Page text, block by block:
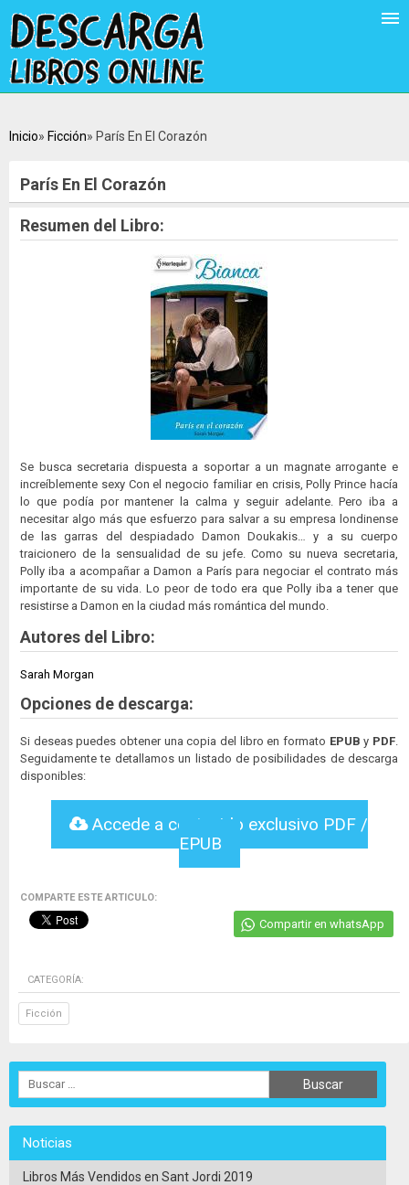
Inicio Ficción París En El Corazón
París En El Corazón
Resumen del Libro:
Se busca secretaria dispuesta a soportar a un magnate arrogante e
increíblemente sexy Con el negocio familiar en crisis, Polly Prince hacía
lo que podía por mantener la calma y seguir adelante. Pero iba a
necesitar algo más que esfuerzo para salvar a su empresa londinense
de las garras del despiadado Damon Doukakis… y a su cuerpo
traicionero de la sensualidad de su jefe. Como su nueva secretaria,
Polly iba a acompañar a Damon a París para negociar el contrato más
importante de su vida. Lo peor de todo era que Polly iba a tener que
resistirse a Damon en la ciudad más romántica del mundo.
Autores del Libro:
Sarah Morgan
Opciones de descarga:
Si deseas puedes obtener una copia del libro en formato EPUB y PDF
Seguidamente te detallamos un listado de posibilidades de descarga
disponibles:
Accede a contenido exclusivo PDF /
EPUB
COMPARTE ESTE ARTICULO:
Compartir en whatsApp
CATEGORÍA:
Ficción
Noticias
Libros Más Vendidos en Sant Jordi 2019